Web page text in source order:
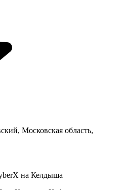
Московская область,
на Келдыша